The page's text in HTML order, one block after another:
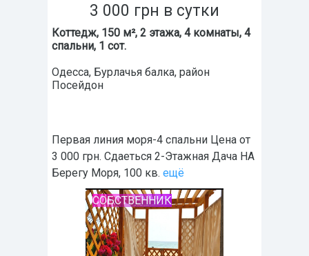
3 000 грн в сутки
Коттедж, 150 м², 2 этажа, 4 комнаты, 4
спальни, 1 сот.
Одесса, Бурлачья балка, район
Посейдон
Первая линия моря-4 спальни Цена от
3 000 грн. Сдаеться 2-Этажная Дача НА
Берегу Моря, 100 кв. ещё
СОБСТВЕННИК